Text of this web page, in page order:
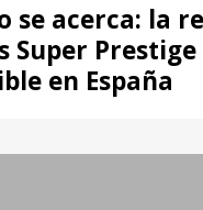
se acerca: la
Super
en España